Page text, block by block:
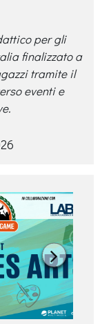
per gli
finalizzato a
tramite il
eventi e
